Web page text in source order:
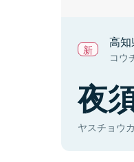
高知
コウ
夜
ヤスチョウ